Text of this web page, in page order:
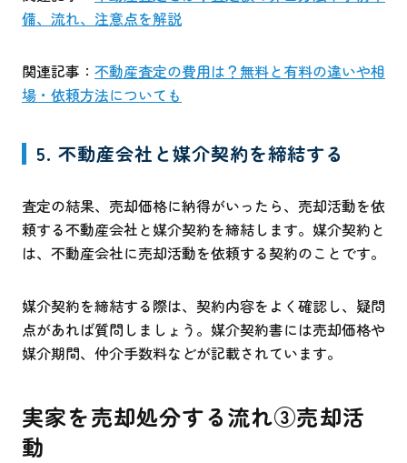
備、流れ、注意点を解説
関連記事： 不動産査定の費用は？無料と有料の違いや相
場・依頼方法についても
5. 不動産会社と媒介契約を締結する
査定の結果、売却価格に納得がいったら、売却活動を依
頼する不動産会社と媒介契約を締結します。媒介契約と
は、不動産会社に売却活動を依頼する契約のことです。
媒介契約を締結する際は、契約内容をよく確認し、疑問
点があれば質問しましょう。媒介契約書には売却価格や
媒介期間、仲介手数料などが記載されています。
実家を売却処分する流れ③売却活
動